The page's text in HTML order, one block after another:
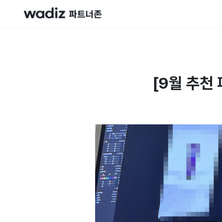
[9월 추천